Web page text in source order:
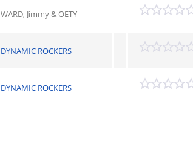
WARD, Jimmy & OETY
DYNAMIC ROCKERS
DYNAMIC ROCKERS